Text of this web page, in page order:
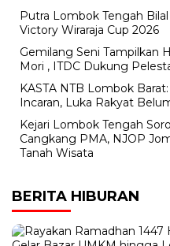
Putra Lombok Tengah
Victory Wiraraja Cup 2026
Gemilang Seni Tampilkan
Mori , ITDC Dukung
KASTA NTB Lombok
Incaran, Luka Rakyat
Kejari Lombok Tengah
Cangkang PMA, NJOP
Tanah Wisata
BERITA HIBURAN